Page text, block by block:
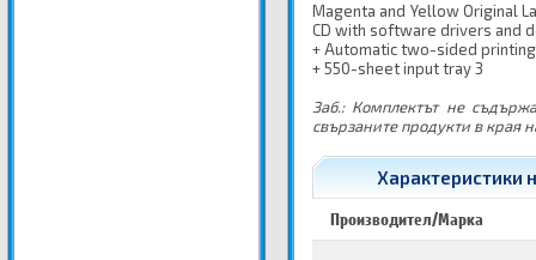
Magenta and Yellow Original
CD with software drivers and
+ Automatic two-sided
+ 550-sheet input tray 3
Заб.: Комплектът не
свързаните продукти в края
Характеристики
Производител/Марка